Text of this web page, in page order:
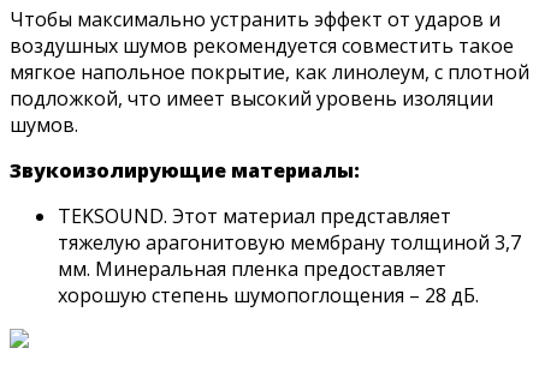
Чтобы максимально устранить эффект от ударов и
воздушных шумов рекомендуется совместить такое
мягкое напольное покрытие, как линолеум, с плотной
подложкой, что имеет высокий уровень изоляции
шумов.
Звукоизолирующие материалы:
TEKSOUND. Этот материал представляет
тяжелую арагонитовую мембрану толщиной 3,7
мм. Минеральная пленка предоставляет
хорошую степень шумопоглощения – 28 дБ.